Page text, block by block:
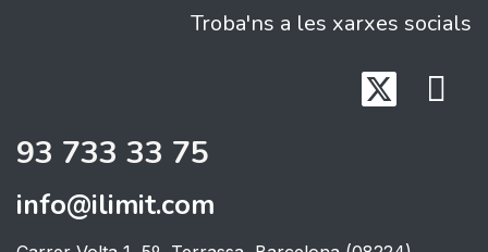
93 733 33 75
info@ilimit.com
Troba'ns a les xarxes socials